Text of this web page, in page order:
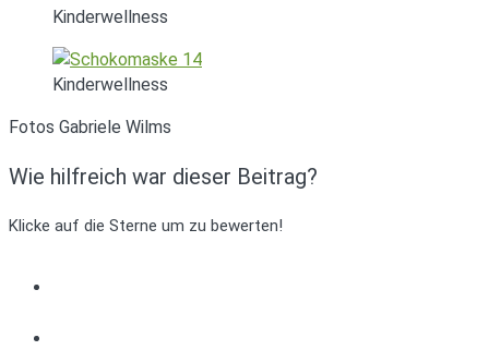
Kinderwellness
Kinderwellness
Fotos Gabriele Wilms
Wie hilfreich war dieser Beitrag?
Klicke auf die Sterne um zu bewerten!